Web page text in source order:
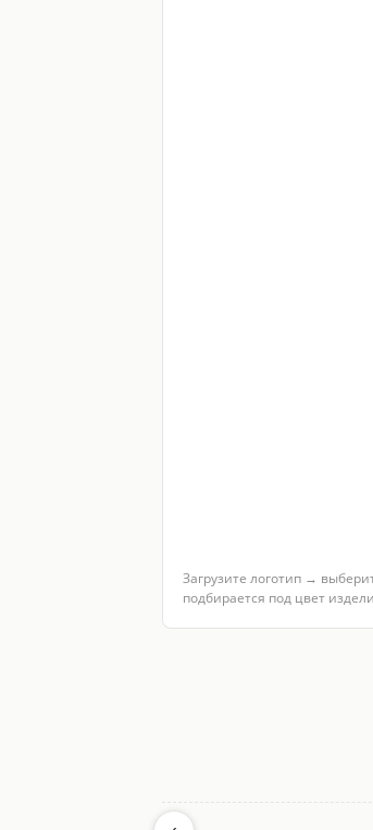
Загрузите логотип →
подбирается под цвет